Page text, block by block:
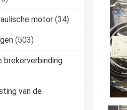
motor (34)
(503)
brekerverbinding
van de